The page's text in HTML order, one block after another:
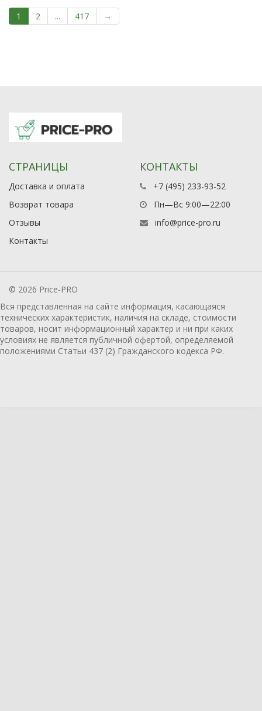
1 2 ... 417 →
СТРАНИЦЫ
Доставка и оплата
Возврат товара
Отзывы
Контакты
КОНТАКТЫ
+7 (495) 233-93-52
Пн—Вс 9:00—22:00
info@price-pro.ru
© 2026 Price-PRO
Вся представленная на сайте информация, касающаяся
технических характеристик, наличия на складе, стоимости
товаров, носит информационный характер и ни при каких
условиях не является публичной офертой, определяемой
положениями Статьи 437 (2) Гражданского кодекса РФ.